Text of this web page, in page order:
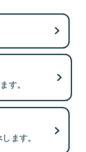
す。
ます。